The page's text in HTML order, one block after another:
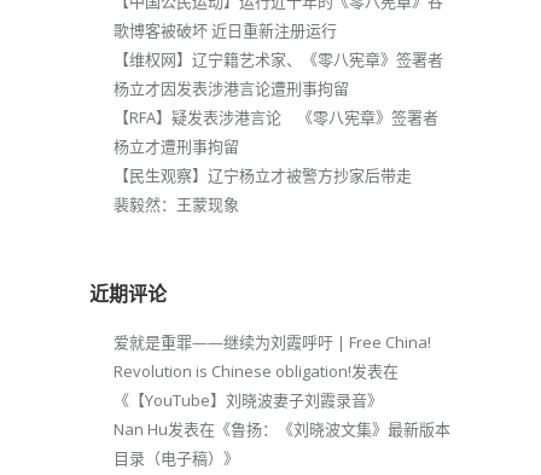
歌博客被破坏 近日重新注册运行
【维权网】辽宁籍艺术家、《零八宪章》签署者
杨立才因发表涉港言论遭刑事拘留
【RFA】疑发表涉港言论 《零八宪章》签署者
杨立才遭刑事拘留
【民生观察】辽宁杨立才被警方抄家后带走
裴毅然：王蒙现象
近期评论
爱就是重罪——继续为刘霞呼吁 | Free China!
Revolution is Chinese obligation!发表在
《 【YouTube】刘晓波妻子刘霞录音》
Nan Hu发表在《鲁扬：《刘晓波文集》最新版本
目录（电子稿） 》